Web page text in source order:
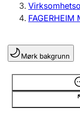
Registrere,
Lag og forening
Registrere,
FAGERHEIM
Mørk bakgrunn
Opplysninger er